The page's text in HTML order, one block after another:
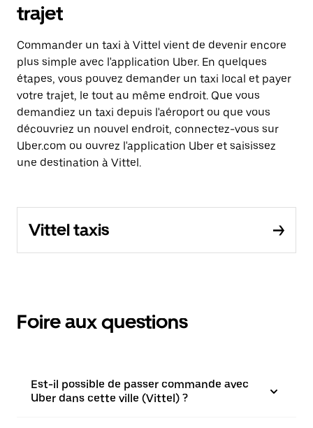
trajet
Commander un taxi à Vittel vient de devenir encore
plus simple avec l'application Uber. En quelques
étapes, vous pouvez demander un taxi local et payer
votre trajet, le tout au même endroit. Que vous
demandiez un taxi depuis l'aéroport ou que vous
découvriez un nouvel endroit, connectez-vous sur
Uber.com ou ouvrez l'application Uber et saisissez
une destination à Vittel.
Vittel taxis
Foire aux questions
Est-il possible de passer commande avec
Uber dans cette ville (Vittel) ?